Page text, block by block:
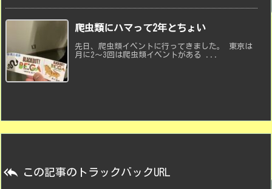
爬虫類にハマって2年とちょい
先日、爬虫類イベントに行ってきました。 東京は
月に2〜3回は爬虫類イベントがある ...
 この記事のトラックバックURL